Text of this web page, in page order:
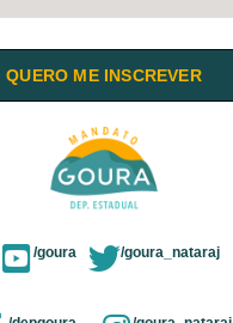
QUERO ME INSCREVER
/goura /goura_nataraj